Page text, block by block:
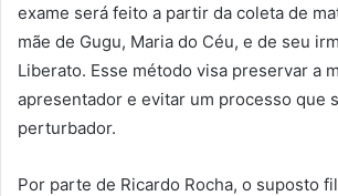
exame será feito a partir da coleta de
mãe de Gugu, Maria do Céu, e de seu
Liberato. Esse método visa preservar a
apresentador e evitar um processo que
perturbador.
Por parte de Ricardo Rocha, o suposto